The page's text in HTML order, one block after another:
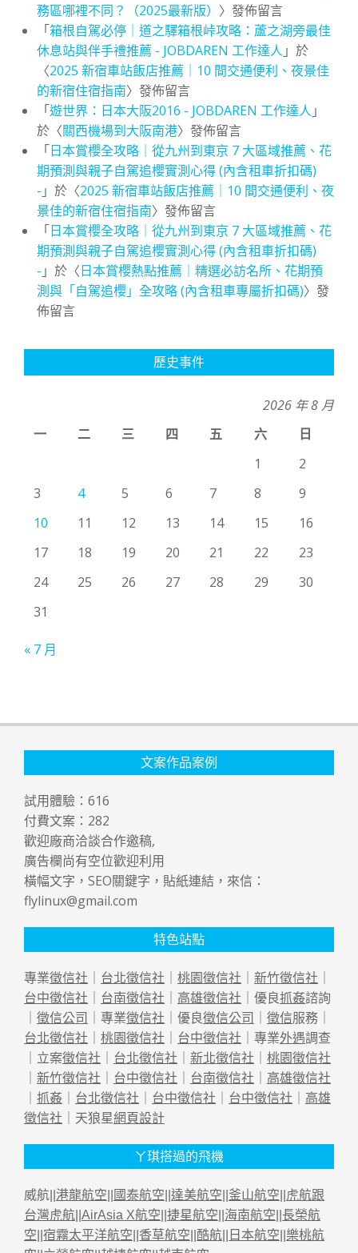
務區哪裡不同？（2025最新版） 〉發佈留言
「箱根自駕必停｜道之驛箱根峠攻略：蘆之湖旁最佳
休息站與伴手禮推薦 - JOBDAREN 工作達人 」於
〈2025 新宿車站飯店推薦｜10 間交通便利、夜景佳
的新宿住宿指南〉發佈留言
「遊世界：日本大阪2016 - JOBDAREN 工作達人 」
於〈關西機場到大阪南港〉發佈留言
「日本賞櫻全攻略｜從九州到東京 7 大區域推薦、花
期預測與親子自駕追櫻實測心得 (內含租車折扣碼)
- 」於〈2025 新宿車站飯店推薦｜10 間交通便利、夜
景佳的新宿住宿指南〉發佈留言
「日本賞櫻全攻略｜從九州到東京 7 大區域推薦、花
期預測與親子自駕追櫻實測心得 (內含租車折扣碼)
- 」於〈日本賞櫻熱點推薦｜精選必訪名所、花期預
測與「自駕追櫻」全攻略 (內含租車專屬折扣碼)〉發
佈留言
歷史事件
2026 年 8 月
一
二 三 四 五 六
日
1
2
3
4 5 6 7 8
9
10
11 12 13 14 15
16
17
18 19 20 21 22
23
24
25 26 27 28 29
30
31
« 7 月
文案作品案例
試用體驗： 616
付費文案： 282
歡迎廠商洽談合作邀稿,
廣告欄尚有空位歡迎利用
橫幅文字，SEO關鍵字，貼紙連結，來信：
flylinux@gmail.com
特色站點
專業徵信社 ｜ 台北徵信社 ｜ 桃園徵信社 ｜ 新竹徵信社 ｜
台中徵信社 ｜ 台南徵信社 ｜ 高雄徵信社 ｜優良抓姦諮詢
｜ 徵信公司 ｜專業徵信社 ｜優良徵信公司 ｜ 徵信服務｜
台北徵信社 ｜ 桃園徵信社 ｜ 台中徵信社 ｜專業外遇調查
｜立案徵信社 ｜ 台北徵信社 ｜ 新北徵信社 ｜ 桃園徵信社
｜ 新竹徵信社 ｜ 台中徵信社 ｜ 台南徵信社 ｜ 高雄徵信社
｜ 抓姦 ｜ 台北徵信社 ｜ 台中徵信社 ｜ 台中徵信社 ｜ 高雄
徵信社 ｜天狼星網頁設計
ㄚ琪搭過的飛機
威航|| 港龍航空 國泰航空 達美航空 釜山航空
虎航跟
台灣虎航 AirAsia X航空 捷星航空 海南航空 長榮航
空 宿霧太平洋航空 香草航空 酷航 日本航空 樂桃航